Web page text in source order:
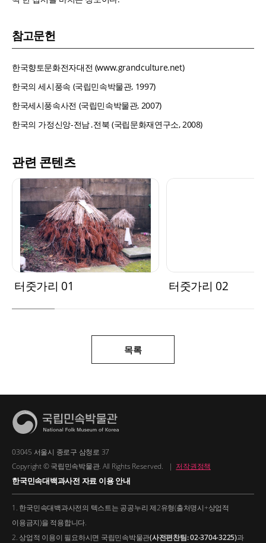
참고문헌
한국향토문화전자대전 (www.grandculture.net)
한국의 세시풍속 (국립민속박물관, 1997)
한국세시풍속사전 (국립민속박물관, 2007)
한국의 가정신앙-전남․전북 (국립문화재연구소, 2008)
관련 콘텐츠
터줏가리 01 터줏가리 02
목록
03045 서울시 종로구 삼청로 37
Copyright © 국립민속박물관. All Rights Reserved.
| 저작권정책
한국민속대백과사전 자료 이용 안내
1. 한국민속대백과사전의 텍스트는 공공누리 제2유형(출처명시+상업적
이용금지)을 적용합니다.
2. 상업적 이용이 필요하시면 국립민속박물관(사전편찬팀: 02-3704-3225)과